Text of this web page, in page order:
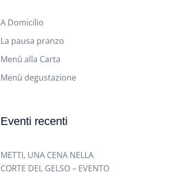
A Domicilio
La pausa pranzo
Menù alla Carta
Menù degustazione
Eventi recenti
METTI, UNA CENA NELLA
CORTE DEL GELSO – EVENTO